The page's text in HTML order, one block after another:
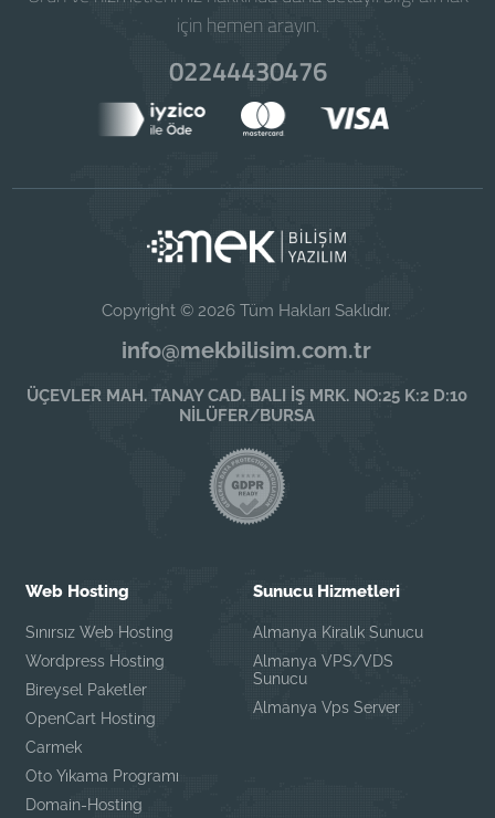
için hemen arayın.
02244430476
Copyright © 2026 Tüm Hakları Saklıdır.
info@mekbilisim.com.tr
ÜÇEVLER MAH. TANAY CAD. BALI İŞ MRK. NO:25 K:2 D:10
NİLÜFER/BURSA
Web Hosting
Sınırsız Web Hosting
Wordpress Hosting
Bireysel Paketler
OpenCart Hosting
Carmek
Oto Yıkama Programı
Domain-Hosting
Sunucu Hizmetleri
Almanya Kiralık Sunucu
Almanya VPS/VDS
Sunucu
Almanya Vps Server